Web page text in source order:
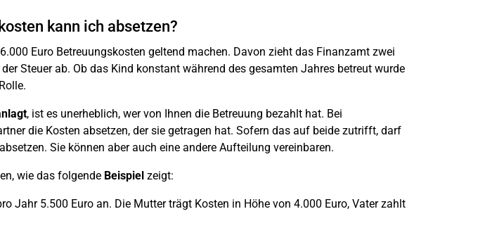
kann ich absetzen?
Euro Betreuungskosten geltend machen. Davon zieht das Finanzamt zwei
Steuer ab. Ob das Kind konstant während des gesamten Jahres betreut wurde
, ist es unerheblich, wer von Ihnen die Betreuung bezahlt hat. Bei
die Kosten absetzen, der sie getragen hat. Sofern das auf beide zutrifft, darf
Sie können aber auch eine andere Aufteilung vereinbaren.
wie das folgende Beispielzeigt:
Jahr 5.500 Euro an. Die Mutter trägt Kosten in Höhe von 4.000 Euro, Vater zahlt